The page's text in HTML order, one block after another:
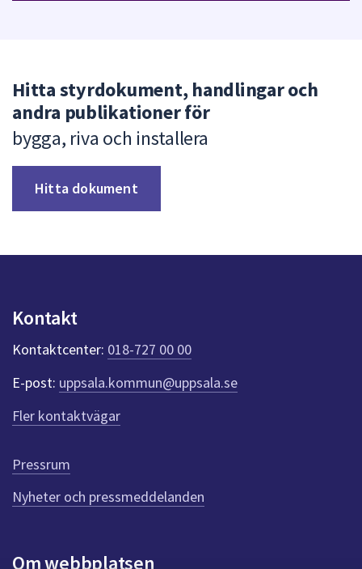
Hitta styrdokument, handlingar och
andra publikationer för
bygga, riva och installera
Hitta dokument
Kontakt
Kontaktcenter: 018-727 00 00
E-post: uppsala.kommun@uppsala.se
Fler kontaktvägar
Pressrum
Nyheter och pressmeddelanden
Om webbplatsen